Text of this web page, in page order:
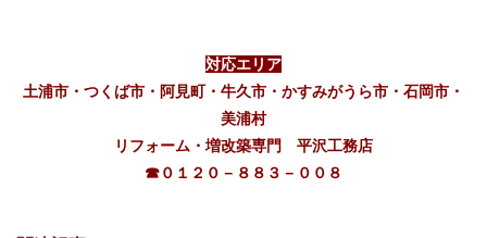
対応エリア
土浦市・つくば市・阿見町・牛久市・かすみがうら市・石岡市・
美浦村
リフォーム・増改築専門 平沢工務店
☎０１２０－８８３－００８